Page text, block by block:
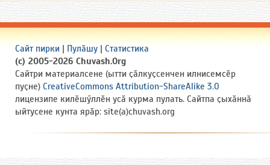
Сайт пирки | Пулӑшу | Статистика
(c) 2005-2026 Chuvash.Org
Сайтри материалсене (ытти ҫӑлкуҫсенчен илнисемсӗр
пуҫне) CreativeCommons Attribution-ShareAlike 3.0
лицензипе килӗшӳллӗн усӑ курма пулать. Сайтпа ҫыхӑннӑ
ыйтусене кунта ярӑр: site(a)chuvash.org